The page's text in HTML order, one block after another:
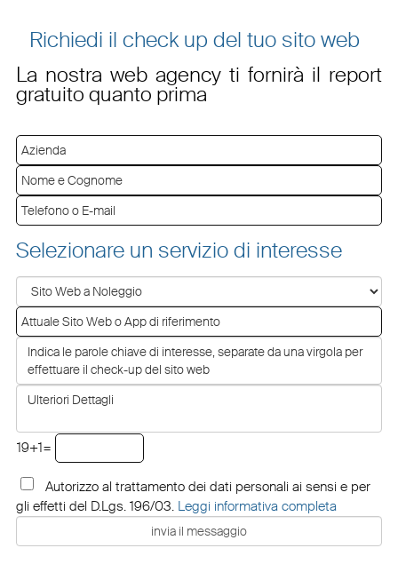
Richiedi il check up del tuo sito web
La nostra web agency ti fornirà il report
gratuito quanto prima
Selezionare un servizio di interesse
19+1=
Autorizzo al trattamento dei dati personali ai sensi e per
gli effetti del D.Lgs. 196/03. Leggi informativa completa